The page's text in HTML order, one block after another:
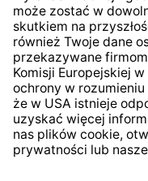
* Wszystkie ceny